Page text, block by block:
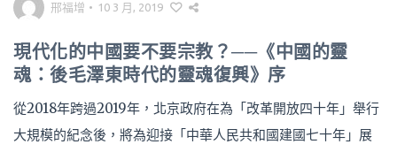
邢福增 • 10 3 月, 2019
現代化的中國要不要宗教？──《中國的靈
魂：後毛澤東時代的靈魂復興》序
從2018年跨過2019年，北京政府在為「改革開放四十年」舉行
大規模的紀念後，將為迎接「中華人民共和國建國七十年」展